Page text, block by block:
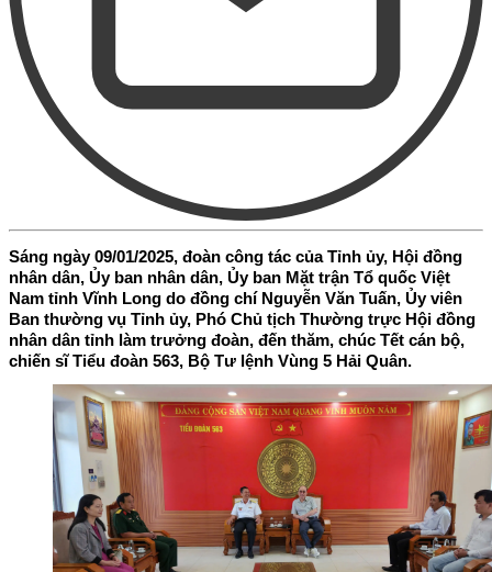
Sáng ngày 09/01/2025, đoàn công tác của Tỉnh ủy, Hội đồng
nhân dân, Ủy ban nhân dân, Ủy ban Mặt trận Tổ quốc Việt
Nam tỉnh Vĩnh Long do đồng chí Nguyễn Văn Tuấn, Ủy viên
Ban thường vụ Tỉnh ủy, Phó Chủ tịch Thường trực Hội đồng
nhân dân tỉnh làm trưởng đoàn, đến thăm, chúc Tết cán bộ,
chiến sĩ Tiểu đoàn 563, Bộ Tư lệnh Vùng 5 Hải Quân.